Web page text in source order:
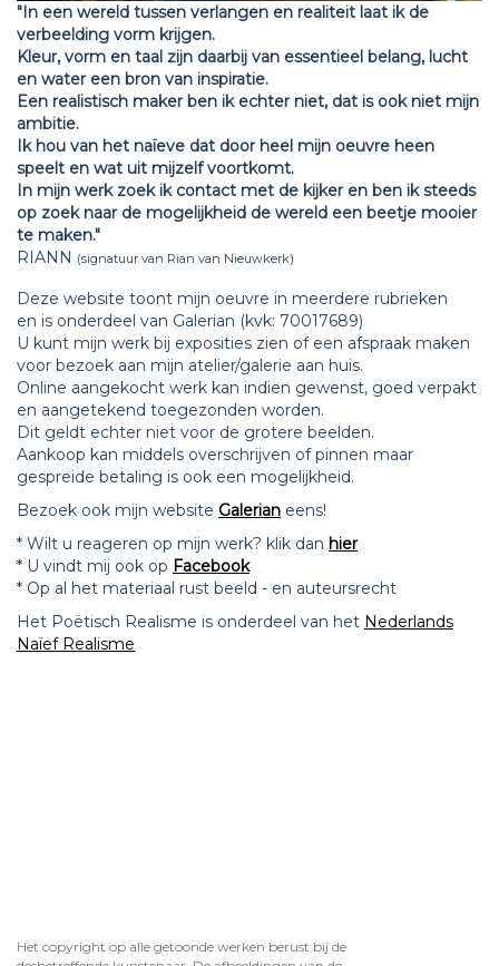
"In een wereld tussen verlangen en realiteit laat ik de
verbeelding vorm krijgen.
Kleur, vorm en taal zijn daarbij van essentieel belang, lucht
en water een bron van inspiratie.
Een realistisch maker ben ik echter niet, dat is ook niet mijn
ambitie.
Ik hou van het naïeve dat door heel mijn oeuvre heen
speelt en wat uit mijzelf voortkomt.
In mijn werk zoek ik contact met de kijker en ben ik steeds
op zoek naar de mogelijkheid de wereld een beetje mooier
te maken."
RIANN (signatuur van Rian van Nieuwkerk)
Deze website toont mijn oeuvre in meerdere rubrieken
en is onderdeel van Galerian (kvk: 70017689)
U kunt mijn werk bij exposities zien of een afspraak maken
voor bezoek aan mijn atelier/galerie aan huis.
Online aangekocht werk kan indien gewenst, goed verpakt
en aangetekend toegezonden worden.
Dit geldt echter niet voor de grotere beelden.
Aankoop kan middels overschrijven of pinnen maar
gespreide betaling is ook een mogelijkheid.
Bezoek ook mijn website Galerian eens!
* Wilt u reageren op mijn werk? klik dan hier
* U vindt mij ook op Facebook
* Op al het materiaal rust beeld - en auteursrecht
Het Poëtisch Realisme is onderdeel van het Nederlands
Naïef Realisme
Het copyright op alle getoonde werken berust bij de